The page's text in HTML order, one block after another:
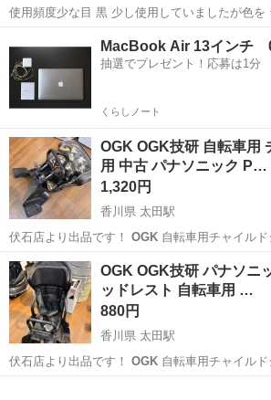
使用頻度少な目 黒 少し使用していましたが色を ライトグレーにした
ので、不要になりました。 サイクリングショ
した。 写真5枚目は、ライトグレーに交換後の取付後の参考写真で
す。 現...
MacBook Air 13インチ
抽選でプレゼント！応募は1分
くらしノート
OGK OGK技研 自転車用
用 中古 パナソニック P…
1,320円
香川県 太田駅
伏石店より出品です！ OGK自転車用チャイルド
香川 高松市 キッズ用品
OGK OGK技研 パナソニ
ッドレスト 自転車用 …
880円
香川県 太田駅
伏石店より出品です！ OGK自転車用チャイルド